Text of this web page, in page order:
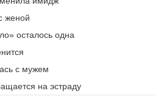
женой
осталось одна
с мужем
на эстраду